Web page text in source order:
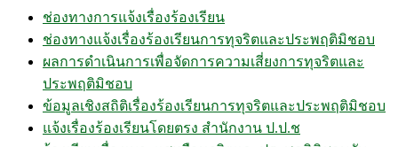
ช่องทางการแจ้งเรื่องร้องเรียน
ช่องทางแจ้งเรื่องร้องเรียนการทุจริตและประพฤติมิชอบ
ผลการดำเนินการเพื่อจัดการความเสี่ยงการทุจริตและ
ประพฤติมิชอบ
ข้อมูลเชิงสถิติเรื่องร้องเรียนการทุจริตและประพฤติมิชอบ
แจ้งเรื่องร้องเรียนโดยตรง สำนักงาน ป.ป.ช